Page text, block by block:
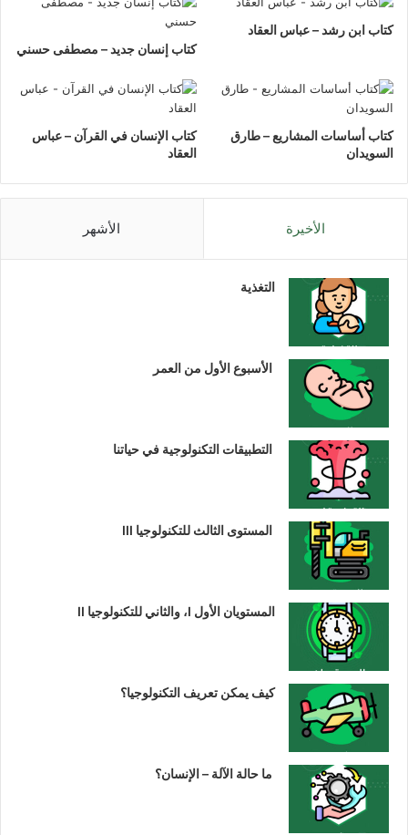
كتاب ابن رشد – عباس العقاد
كتاب إنسان جديد – مصطفى حسني
كتاب أساسات المشاريع – طارق
السويدان
كتاب الإنسان في القرآن – عباس
العقاد
الأخيرة الأشهر
التغذية
الأسبوع الأول من العمر
التطبيقات التكنولوجية في حياتنا
المستوى الثالث للتكنولوجيا III
المستويان الأول I، والثاني للتكنولوجيا II
كيف يمكن تعريف التكنولوجيا؟
ما حالة الآلة – الإنسان؟